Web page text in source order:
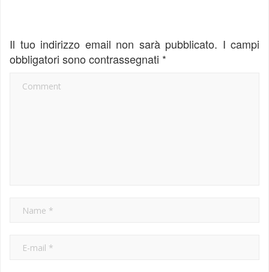
Il tuo indirizzo email non sarà pubblicato. I campi
obbligatori sono contrassegnati *